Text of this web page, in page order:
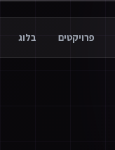
פרויקטים בלוג